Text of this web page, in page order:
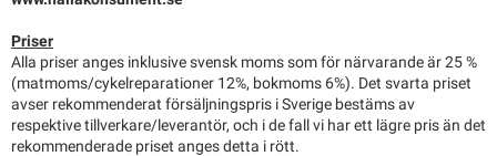
Priser
Alla priser anges inklusive svensk moms som för närvarande är 25 %
(matmoms/cykelreparationer 12%, bokmoms 6%). Det svarta priset
avser rekommenderat försäljningspris i Sverige bestäms av
respektive tillverkare/leverantör, och i de fall vi har ett lägre pris än det
rekommenderade priset anges detta i rött.